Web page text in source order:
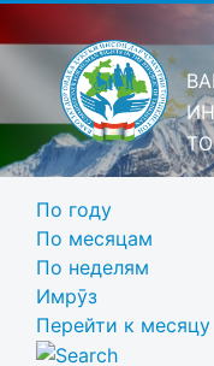
По году
По месяцам
По неделям
Имрӯз
Перейти к месяцу